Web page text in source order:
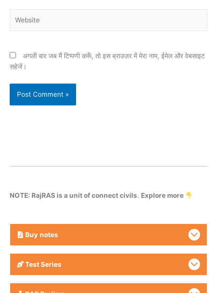
अगली बार जब मैं टिप्पणी करूँ, तो इस ब्राउज़र में मेरा नाम, ईमेल और वेबसाइट
सहेजें।
NOTE: RajRAS is a unit of connect civils. Explore more
Buy notes
Test Series